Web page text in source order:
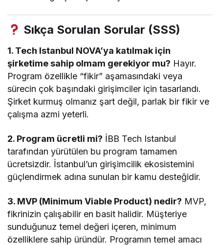
Sıkça Sorulan Sorular (SSS)
1. Tech Istanbul NOVA’ya katılmak için
şirketime sahip olmam gerekiyor mu? Hayır.
Program özellikle “fikir” aşamasındaki veya
sürecin çok başındaki girişimciler için tasarlandı.
Şirket kurmuş olmanız şart değil, parlak bir fikir ve
çalışma azmi yeterli.
2. Program ücretli mi? İBB Tech Istanbul
tarafından yürütülen bu program tamamen
ücretsizdir. İstanbul’un girişimcilik ekosistemini
güçlendirmek adına sunulan bir kamu desteğidir.
3. MVP (Minimum Viable Product) nedir? MVP,
fikrinizin çalışabilir en basit halidir. Müşteriye
sunduğunuz temel değeri içeren, minimum
özelliklere sahip üründür. Programın temel amacı